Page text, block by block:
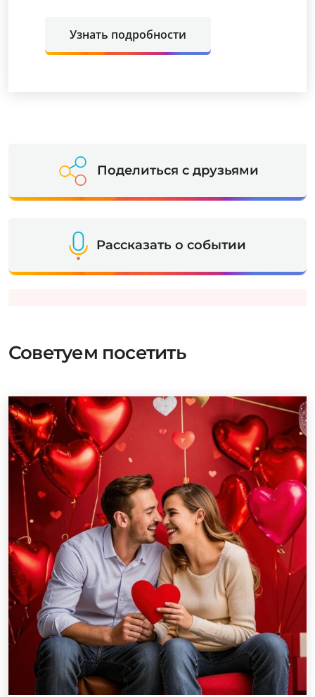
Узнать подробности
Поделиться с друзьями
Рассказать о событии
Советуем посетить